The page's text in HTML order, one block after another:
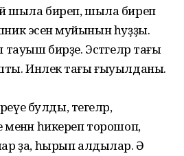
шыла биреп, шыла биреп
эсенә муйынын һуҙҙы.
бирҙе. Эстәгеләр тағы
Инәлек тағы ғыуылданы.
булды, тегеләр,
менән һикереп торошоп,
ҙа, һырып алдылар. Ә